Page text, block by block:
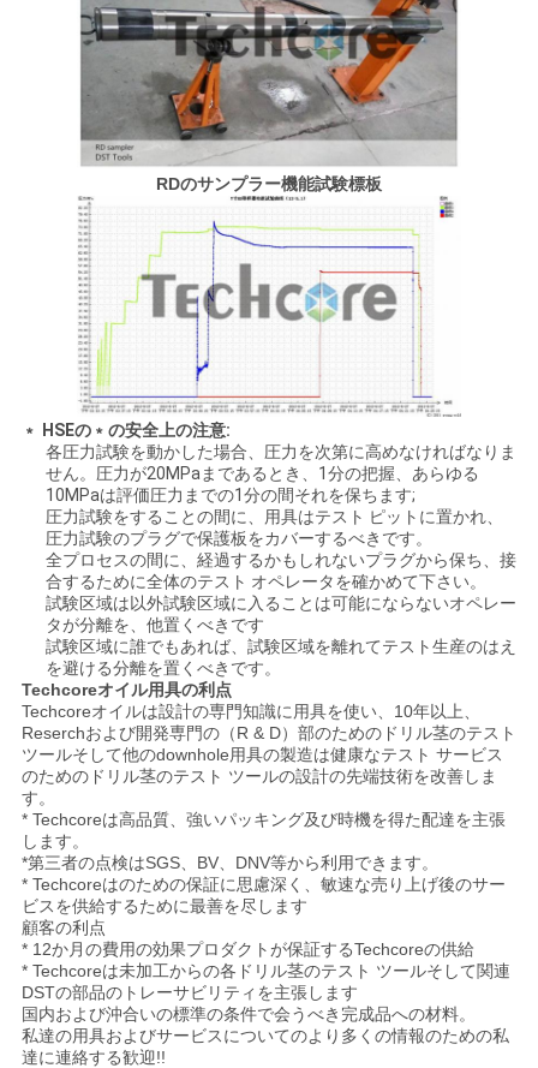
PRIVACY
POLICY
RDのサンプラー機能試験標板
﹡ HSEの﹡の安全上の注意:
各圧力試験を動かした場合、圧力を次第に高めなければなりま
せん。圧力が20MPaまであるとき、1分の把握、あらゆる
10MPaは評価圧力までの1分の間それを保ちます;
圧力試験をすることの間に、用具はテスト ピットに置かれ、
圧力試験のプラグで保護板をカバーするべきです。
全プロセスの間に、経過するかもしれないプラグから保ち、接
合するために全体のテスト オペレータを確かめて下さい。
試験区域は以外試験区域に入ることは可能にならないオペレー
タが分離を、他置くべきです
試験区域に誰でもあれば、試験区域を離れてテスト生産のはえ
を避ける分離を置くべきです。
Techcoreオイル用具の利点
Techcoreオイルは設計の専門知識に用具を使い、10年以上、
Reserchおよび開発専門の（R & D）部のためのドリル茎のテスト
ツールそして他のdownhole用具の製造は健康なテスト サービス
のためのドリル茎のテスト ツールの設計の先端技術を改善しま
す。
* Techcoreは高品質、強いパッキング及び時機を得た配達を主張
します。
*第三者の点検はSGS、BV、DNV等から利用できます。
* Techcoreはのための保証に思慮深く、敏速な売り上げ後のサー
ビスを供給するために最善を尽します
顧客の利点
* 12か月の費用の効果プロダクトが保証するTechcoreの供給
* Techcoreは未加工からの各ドリル茎のテスト ツールそして関連
DSTの部品のトレーサビリティを主張します
国内および沖合いの標準の条件で会うべき完成品への材料。
私達の用具およびサービスについてのより多くの情報のための私
達に連絡する歓迎!!